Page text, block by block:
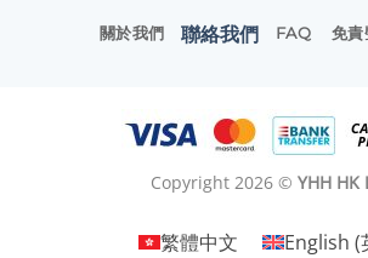
關於我們 聯絡我們 FAQ 免責
Copyright 2026 © YHH HK
繁體中文 English (